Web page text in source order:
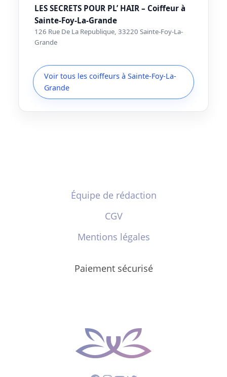
LES SECRETS POUR PL’ HAIR – Coiffeur à
Sainte-Foy-La-Grande
126 Rue De La Republique, 33220 Sainte-Foy-La-
Grande
Voir tous les coiffeurs à Sainte-Foy-La-
Grande
Équipe de rédaction
CGV
Mentions légales
Paiement sécurisé